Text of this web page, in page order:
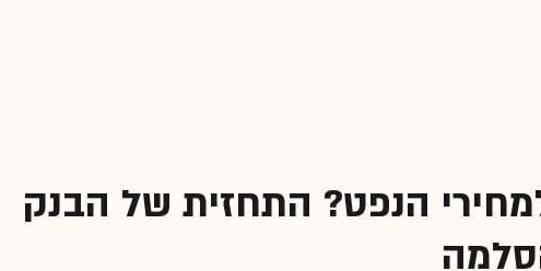
הנפט? התחזית של הבנק